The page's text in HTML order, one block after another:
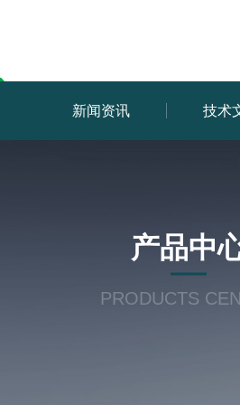
新闻资讯 技术
产品中
PRODUCTS